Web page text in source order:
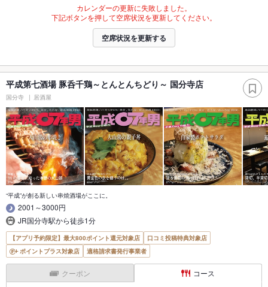
カレンダーの更新に失敗しました。
下記ボタンを押して空席状況を更新してください。
空席状況を更新する
平成第七酒場 豚呑千鶏～とんとんちどり～ 国分寺店
国分寺 居酒屋
“平成”が創る新しい串焼酒場がここに。
2001～3000円
JR国分寺駅から徒歩1分
【アプリ予約限定】最大800ポイント還元対象店
口コミ投稿特典対象店
ポイントプラス対象店
適格請求書発行事業者
クーポン コース